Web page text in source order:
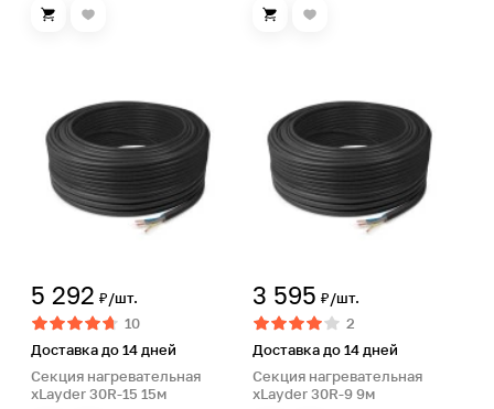
5 292 ₽/шт.
10
Доставка до 14 дней
Секция нагревательная
xLayder 30R-15 15м
3 595 ₽/шт.
2
Доставка до 14 дней
Секция нагревательная
xLayder 30R-9 9м